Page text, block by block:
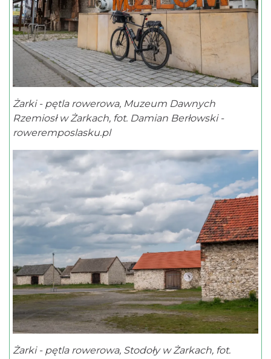
Żarki - pętla rowerowa, Muzeum Dawnych
Rzemiosł w Żarkach, fot. Damian Berłowski -
roweremposlasku.pl
Żarki - pętla rowerowa, Stodoły w Żarkach, fot.